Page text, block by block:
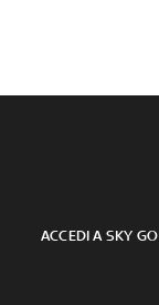
ACCEDI A SKY GO